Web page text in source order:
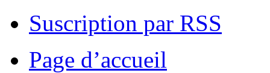
Suscription par RSS
Page d’accueil